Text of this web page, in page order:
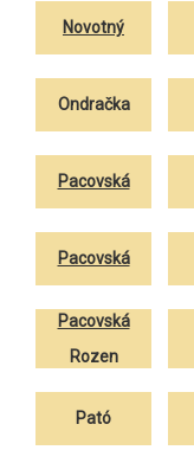
Novotný
Ondračka
Pacovská
Pacovská
Pacovská
Rozen
Pató